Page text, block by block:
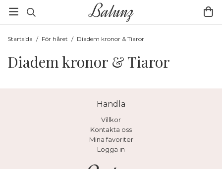
Startsida / För håret / Diadem kronor & Tiaror
Diadem kronor & Tiaror
Handla
Villkor
Kontakta oss
Mina favoriter
Logga in